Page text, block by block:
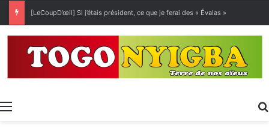
[LeCoupD’œil] Si j’étais président, ce que je ferai des « Évalas »
Menu